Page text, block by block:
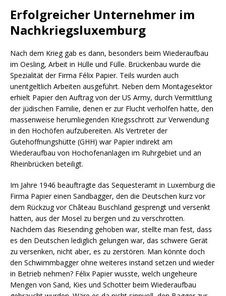
Erfolgreicher Unternehmer im
Nachkriegsluxemburg
Nach dem Krieg gab es dann, besonders beim Wiederaufbau
im Oesling, Arbeit in Hülle und Fülle. Brückenbau wurde die
Spezialität der Firma Félix Papier. Teils wurden auch
unentgeltlich Arbeiten ausgeführt. Neben dem Montagesektor
erhielt Papier den Auftrag von der US Army, durch Vermittlung
der jüdischen Familie, denen er zur Flucht verholfen hatte, den
massenweise herumliegenden Kriegsschrott zur Verwendung
in den Hochöfen aufzubereiten. Als Vertreter der
Gutehoffnungshütte (GHH) war Papier indirekt am
Wiederaufbau von Hochofenanlagen im Ruhrgebiet und an
Rheinbrücken beteiligt.
Im Jahre 1946 beauftragte das Sequesteramt in Luxemburg die
Firma Papier einen Sandbagger, den die Deutschen kurz vor
dem Rückzug vor Château Buschland gesprengt und versenkt
hatten, aus der Mosel zu bergen und zu verschrotten.
Nachdem das Riesending gehoben war, stellte man fest, dass
es den Deutschen lediglich gelungen war, das schwere Gerät
zu versenken, nicht aber, es zu zerstören. Man könnte doch
den Schwimmbagger ohne weiteres instand setzen und wieder
in Betrieb nehmen? Félix Papier wusste, welch ungeheure
Mengen von Sand, Kies und Schotter beim Wiederaufbau